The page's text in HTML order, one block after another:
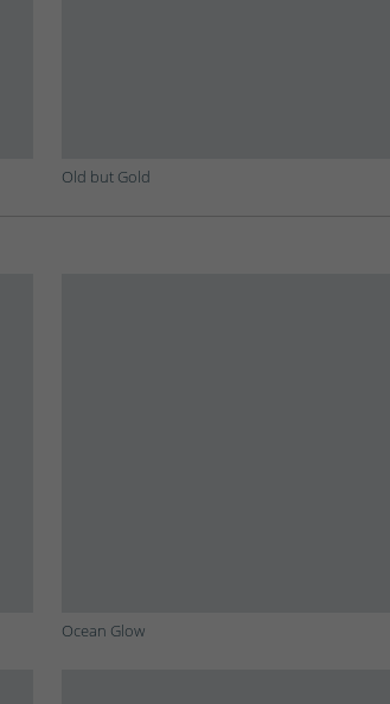
Old but Gold
Ocean Glow